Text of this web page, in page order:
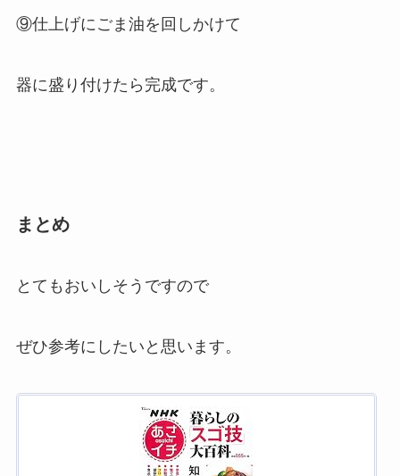
⑨仕上げにごま油を回しかけて
器に盛り付けたら完成です。
まとめ
とてもおいしそうですので
ぜひ参考にしたいと思います。